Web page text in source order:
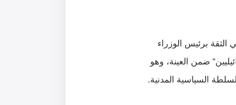
معهد الديمقراطية “الإسرائيلي” بتاريخ 2 تموز/يوليو 2025 تدنّي الثقة برئيس الوزراء
68.5% بين اليهود “الإسرائيليين” ضمن العينة، وهو
السياسية المدنية.